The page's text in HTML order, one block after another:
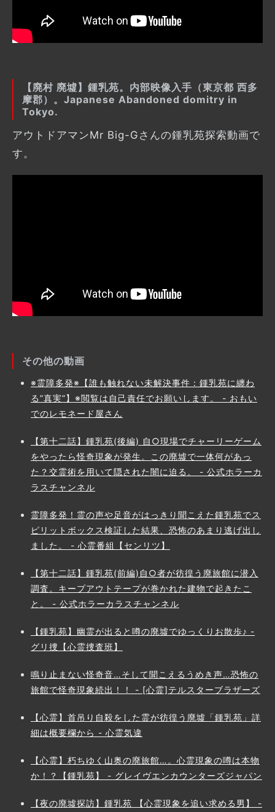
【廃村 廃墟】鍾乳苑。内部映像入手（東京都 西多
摩郡）。Japanese Abandoned domitry in
Tokyo.
アウトドアマンMr Big-Gさんの鍾乳苑探索動画で
す。
その他の動画
※霊障多発※【誰も触れない未解決事件：鍾乳苑に纏わ
る”真実”】※閲覧は自己責任でお願いします。 - おもい
でのレモネード屋さん
【第十二話】鍾乳苑(後編) 自○現場でチャーリーゲーム
をやったら怪奇現象が発生。この廃墟で一体何があっ
た？交霊術を用いて隠された闇に迫る。 - 公式ホラーカ
ラスチャンネル
霊障多発！霊の声や足音がはっきり聞こえた鍾乳苑でス
ピリットボックス検証した結果、恐怖のあまり逃げ出し
ました。 - 心霊番組【センリツ】
【第十二話】鍾乳苑(前編)自○者が彷徨う廃旅館に潜入
調査。キープアウトテープが巻かれた建物で起きたこ
と。 - 公式ホラーカラスチャンネル
【鍾乳苑】幽霊が出ると噂の廃墟でゆっくりお散歩♪ -
グリ捜【心霊捜査班】
鳴り止まない怪奇音…そして聞こえるうめき声…恐怖の
旅館で怪奇現象続出！！ - [心霊]テルスターブラザーズ
【心霊】首吊り自殺をした霊が彷徨う廃墟「鍾乳苑」詳
細は概要欄から - 心霊気違
【心霊】朽ちゆく山奥の廃旅館…。心霊現象の噂は本物
か！？【鍾乳苑】 - グレイヴエンカウンターズジャパン
【夜の廃墟探訪】鍾乳苑 【心霊現象を追い求める男】 -